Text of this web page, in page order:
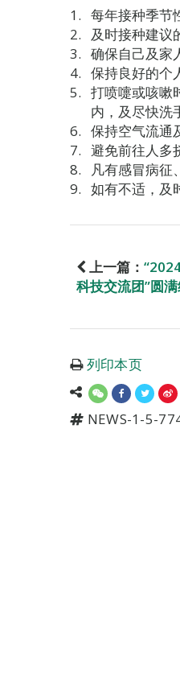
每年接种季节
及时接种建议
确保自己及家
保持良好的个
打喷嚏或咳嗽
内，及尽快洗
保持空气流通
避免前往人多
凡有感冒病征
如有不适，及
上一篇：
科技交流团”圆
列印本页
NEWS-1-5-